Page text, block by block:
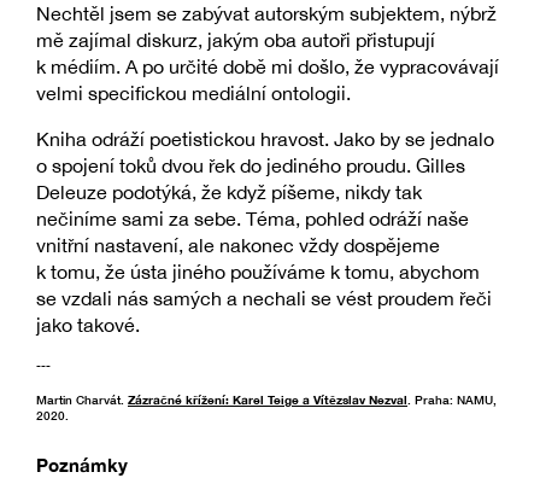
Nechtěl jsem se zabývat autorským subjektem, nýbrž
mě zajímal diskurz, jakým oba autoři přistupují
k médiím. A po určité době mi došlo, že vypracovávají
velmi specifickou mediální ontologii.
Kniha odráží poetistickou hravost. Jako by se jednalo
o spojení toků dvou řek do jediného proudu. Gilles
Deleuze podotýká, že když píšeme, nikdy tak
nečiníme sami za sebe. Téma, pohled odráží naše
vnitřní nastavení, ale nakonec vždy dospějeme
k tomu, že ústa jiného používáme k tomu, abychom
se vzdali nás samých a nechali se vést proudem řeči
jako takové.
---
Martin Charvát. Zázračné křížení: Karel Teige a Vítězslav Nezval . Praha: NAMU,
2020.
Poznámky